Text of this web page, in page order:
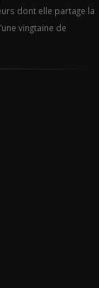
dont elle partage la
vingtaine de